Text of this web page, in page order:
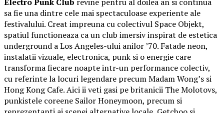
sa fie una dintre cele mai spectaculoase experiente ale
festivalului. Creat impreuna cu colectivul Space Objekt,
spatiul functioneaza ca un club imersiv inspirat de estetica
underground a Los Angeles-ului anilor ’70. Fatade neon,
instalatii vizuale, electronica, punk si o energie care
transforma fiecare noapte intr-un performance colectiv,
cu referinte la locuri legendare precum Madam Wong’s si
Hong Kong Cafe. Aici ii veti gasi pe britanicii The Molotovs,
punkistele coreene Sailor Honeymoon, precum si